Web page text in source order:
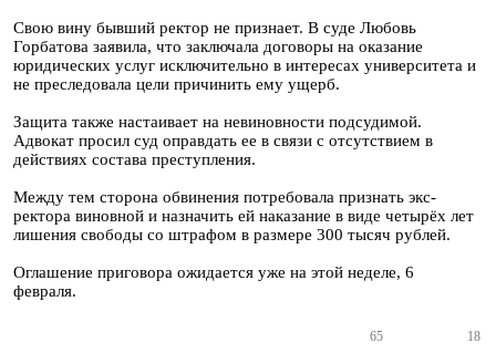
Свою вину бывший ректор не признает. В суде Любовь
Горбатова заявила, что заключала договоры на оказание
юридических услуг исключительно в интересах университета и
не преследовала цели причинить ему ущерб.
Защита также настаивает на невиновности подсудимой.
Адвокат просил суд оправдать ее в связи с отсутствием в
действиях состава преступления.
Между тем сторона обвинения потребовала признать экс-
ректора виновной и назначить ей наказание в виде четырёх лет
лишения свободы со штрафом в размере 300 тысяч рублей.
Оглашение приговора ожидается уже на этой неделе, 6
февраля.
65 18